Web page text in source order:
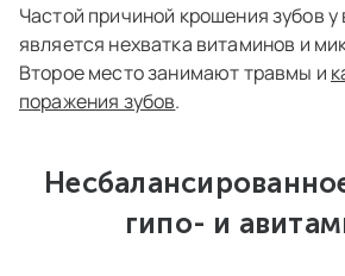
Частой причиной крошения зубов у
является нехватка витаминов и
Второе место занимают травмы и
поражения зубов.
гипо- и